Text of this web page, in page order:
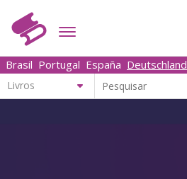
Brasil Portugal España Deutschland